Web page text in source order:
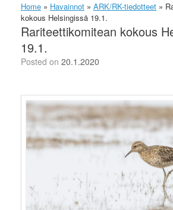
Home » Havainnot » ARK/RK-tiedotteet »
kokous Helsingissä 19.1.
Rariteettikomitean kokous
19.1.
Posted on 20.1.2020